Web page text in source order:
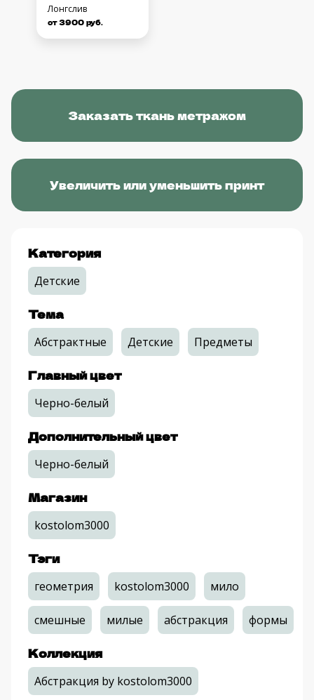
Лонгслив
от 3900 руб.
Заказать ткань метражом
Увеличить или уменьшить принт
Категория
Детские
Тема
Абстрактные Детские Предметы
Главный цвет
Черно-белый
Дополнительный цвет
Черно-белый
Магазин
kostolom3000
Тэги
геометрия kostolom3000 мило
смешные милые абстракция формы
Коллекция
Абстракция by kostolom3000